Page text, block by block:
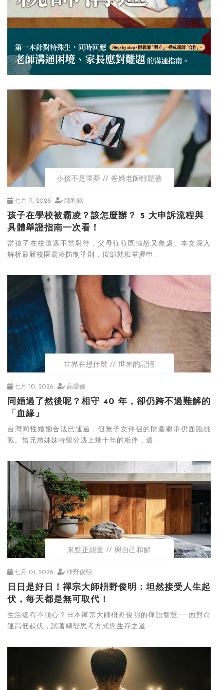
小孩不是噩夢 爸媽老師輕鬆教
七月 11, 2026 陳利銘
孩子在學校被霸凌？該怎麼辦？ 5 大申訴流程與
具體舉證指南一次看！
當孩子在校遭遇不當對待，父母往往既憤怒又焦慮。本文深入
解析最新校園霸凌防制準則，按部就班掌握申...
世界在想什麼 世界的記憶
七月 10, 2026 高愛倫
同婚過了然後呢？相守 40 年，卻仍跨不過難解的
「血緣」
台灣同性婚姻合法已通過，但無子女伴侶的財產繼承仍面臨挑
戰。當兄弟姊妹特留分遇上幾十年的相伴，遺...
來點正能量 與自己和解
七月 01, 2026 枡野俊明
日日是好日！禪宗大師枡野俊明：坦然接受人生起
伏，每天都是無可取代！
生活總有不順心？日本禪宗大師枡野俊明的禪語智慧──面對命
運高低起伏，試著轉變思考方式與生存之道...